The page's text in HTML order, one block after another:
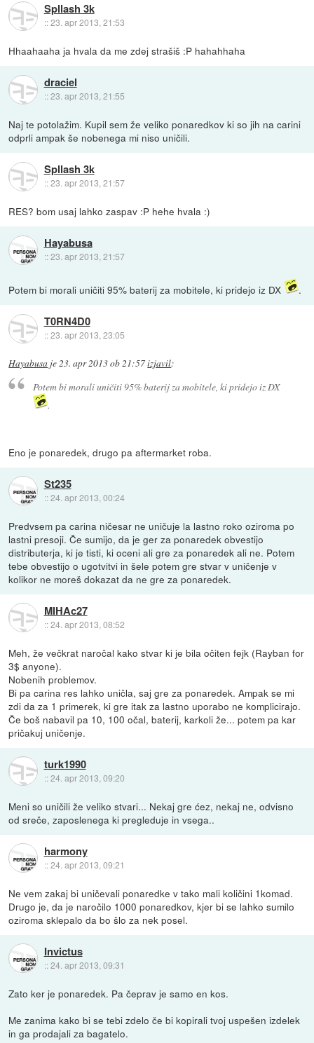
Spllash 3k
::23. apr 2013, 21:53
Hhaahaaha ja hvala da me zdej strašiš :P hahahhaha
draciel
::23. apr 2013, 21:55
Naj te potolažim. Kupil sem že veliko ponaredkov ki so jih na carini
odprli ampak še nobenega mi niso uničili.
Spllash 3k
::23. apr 2013, 21:57
RES? bom usaj lahko zaspav :P hehe hvala :)
Hayabusa
::23. apr 2013, 21:57
Potem bi morali uničiti 95% baterij za mobitele, ki pridejo iz DX .
T0RN4D0
::23. apr 2013, 23:05
Hayabusa je23. apr 2013 ob 21:57izjavil:
Potem bi morali uničiti 95% baterij za mobitele, ki pridejo iz DX
.
Eno je ponaredek, drugo pa aftermarket roba.
St235
::24. apr 2013, 00:24
Predvsem pa carina ničesar ne uničuje la lastno roko oziroma po
lastni presoji. Če sumijo, da je ger za ponaredek obvestijo
distributerja, ki je tisti, ki oceni ali gre za ponaredek ali ne. Potem
tebe obvestijo o ugotvitvi in šele potem gre stvar v uničenje v
kolikor ne moreš dokazat da ne gre za ponaredek.
MIHAc27
::24. apr 2013, 08:52
Meh, že večkrat naročal kako stvar ki je bila očiten fejk (Rayban for
3$ anyone).
Nobenih problemov.
Bi pa carina res lahko uničla, saj gre za ponaredek. Ampak se mi
zdi da za 1 primerek, ki gre itak za lastno uporabo ne komplicirajo.
Če boš nabavil pa 10, 100 očal, baterij, karkoli že... potem pa kar
pričakuj uničenje.
turk1990
::24. apr 2013, 09:20
Meni so uničili že veliko stvari... Nekaj gre ćez, nekaj ne, odvisno
od sreče, zaposlenega ki pregleduje in vsega..
harmony
::24. apr 2013, 09:21
Ne vem zakaj bi uničevali ponaredke v tako mali količini 1komad.
Drugo je, da je naročilo 1000 ponaredkov, kjer bi se lahko sumilo
oziroma sklepalo da bo šlo za nek posel.
Invictus
::24. apr 2013, 09:31
Zato ker je ponaredek. Pa čeprav je samo en kos.
Me zanima kako bi se tebi zdelo če bi kopirali tvoj uspešen izdelek
in ga prodajali za bagatelo.